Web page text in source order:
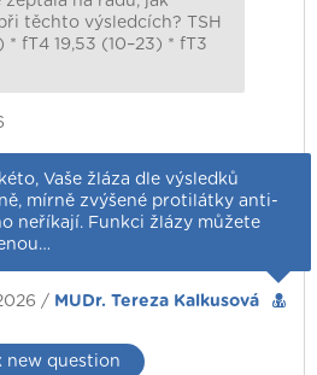
těchto výsledcích? TSH
* fT4 19,53 (10–23) * fT3
Vaše žláza dle výsledků
mírně zvýšené protilátky anti-
neříkají. Funkci žlázy můžete
/ MUDr. Tereza Kalkusová
new question